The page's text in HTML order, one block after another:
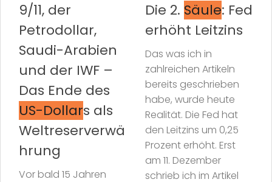
9/11, der
Petrodollar,
Saudi-Arabien
und der IWF –
Das Ende des
US-Dollars als
Weltreserverwä
hrung
Vor bald 15 Jahren
Die 2. Säule: Fed
erhöht Leitzins
Das was ich in
zahlreichen Artikeln
bereits geschrieben
habe, wurde heute
Realität. Die Fed hat
den Leitzins um 0,25
Prozent erhöht. Erst
am 11. Dezember
schrieb ich im Artikel